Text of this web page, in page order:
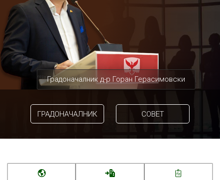
Градоначалник д-р Горан Герасимовски
ГРАДОНАЧАЛНИК СОВЕТ